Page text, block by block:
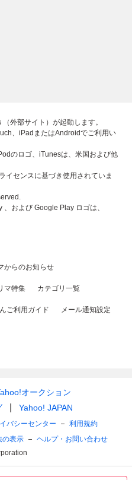
外部サイト）が起動します。
、iPadまたはAndroidでご利用い
のロゴ、iTunesは、米国および他
イセンスに基づき使用されていま
および Google Play ロゴは、
からのお知らせ
マ特集 カテゴリ一覧
ご利用ガイド メール通知設定
オークション
Yahoo! JAPAN
バシーセンター
利用規約
の表示
ヘルプ・お問い合わせ